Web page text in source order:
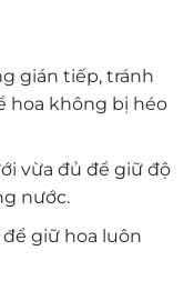
gián tiếp, tránh
hoa không bị héo
vừa đủ để giữ độ
nước.
giữ hoa luôn